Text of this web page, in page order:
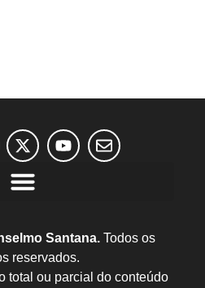
Santana. Todos os
reservados.
total ou parcial do conteúdo